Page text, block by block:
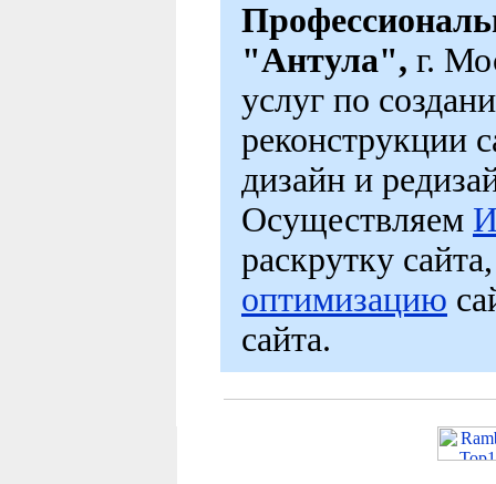
"Антула", г.
услуг по
реконструкции
дизайн и
Осуществляем
раскрутку
оптимизацию
сайта.